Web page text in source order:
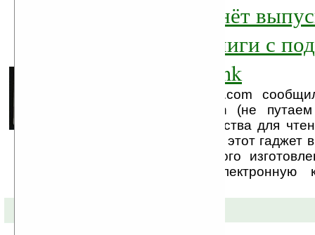
iriver Japan начнёт
электронной книги с
технологии E Ink
Веб-ресурс Engadget.com
компании iriver Japan (не
начать выпуск устройства для
книг. Судя по дизайну, этот гаджет
продуктом собственного
очень похож на электронную